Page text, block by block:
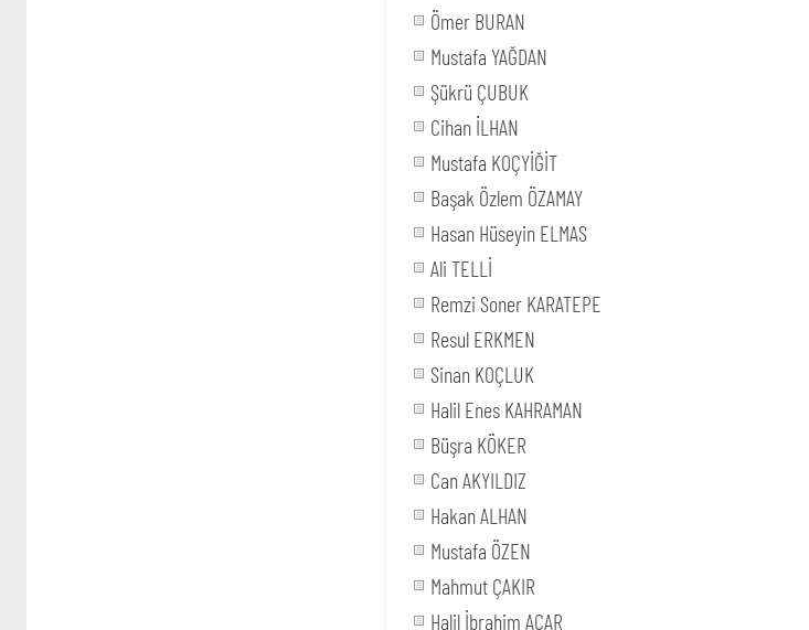
Ömer BURAN
Mustafa YAĞDAN
Şükrü ÇUBUK
Cihan İLHAN
Mustafa KOÇYİĞİT
Başak Özlem ÖZAMAY
Hasan Hüseyin ELMAS
Ali TELLİ
Remzi Soner KARATEPE
Resul ERKMEN
Sinan KOÇLUK
Halil Enes KAHRAMAN
Büşra KÖKER
Can AKYILDIZ
Hakan ALHAN
Mustafa ÖZEN
Mahmut ÇAKIR
Halil İbrahim ACAR